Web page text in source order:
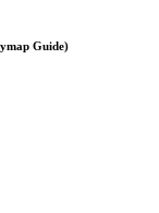
Guide)